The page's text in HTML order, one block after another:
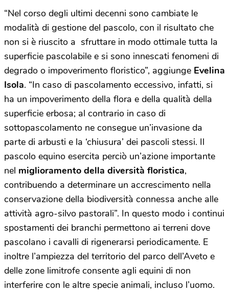
“Nel corso degli ultimi decenni sono cambiate le
modalità di gestione del pascolo, con il risultato che
non si è riuscito a sfruttare in modo ottimale tutta la
superficie pascolabile e si sono innescati fenomeni di
degrado o impoverimento floristico”, aggiunge Evelina
Isola. “In caso di pascolamento eccessivo, infatti, si
ha un impoverimento della flora e della qualità della
superficie erbosa; al contrario in caso di
sottopascolamento ne consegue un’invasione da
parte di arbusti e la ‘chiusura’ dei pascoli stessi. Il
pascolo equino esercita perciò un’azione importante
nel miglioramento della diversità floristica,
contribuendo a determinare un accrescimento nella
conservazione della biodiversità connessa anche alle
attività agro-silvo pastorali”. In questo modo i continui
spostamenti dei branchi permettono ai terreni dove
pascolano i cavalli di rigenerarsi periodicamente. E
inoltre l’ampiezza del territorio del parco dell’Aveto e
delle zone limitrofe consente agli equini di non
interferire con le altre specie animali, incluso l’uomo.